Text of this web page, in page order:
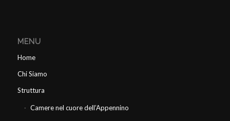
MENU
Home
Chi Siamo
Struttura
Camere nel cuore dell’Appennino